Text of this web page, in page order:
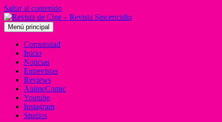
Saltar al contenido
Menú principal
Comunidad
Inicio
Noticias
Entrevistas
Reviews
AnimeComic
Youtube
Instagram
Studios